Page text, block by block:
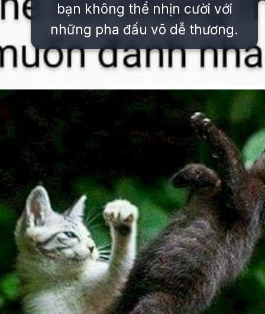
bạn không thể nhịn cười với
những pha đấu võ dễ thương.
https://issiloo.edu.vn/meme-danh